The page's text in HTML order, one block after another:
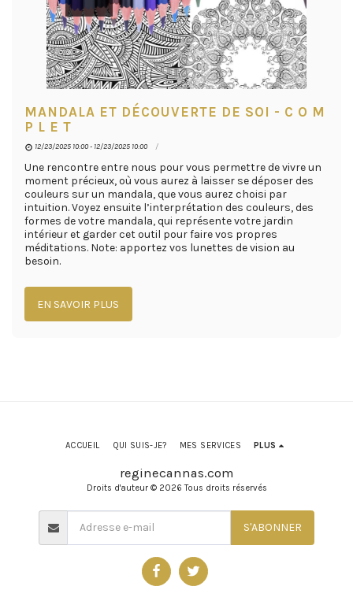
MANDALA ET DÉCOUVERTE DE SOI - C O M
P L E T
12/23/2025 10:00 - 12/23/2025 10:00
Une rencontre entre nous pour vous permettre de vivre un
moment précieux, où vous aurez à laisser se déposer des
couleurs sur un mandala, que vous aurez choisi par
intuition. Voyez ensuite l’interprétation des couleurs, des
formes de votre mandala, qui représente votre jardin
intérieur et garder cet outil pour faire vos propres
méditations. Note: apportez vos lunettes de vision au
besoin.
EN SAVOIR PLUS
reginecannas.com
Droits d'auteur © 2026 Tous droits réservés
ACCUEIL QUI SUIS-JE? MES SERVICES PLUS
S'ABONNER